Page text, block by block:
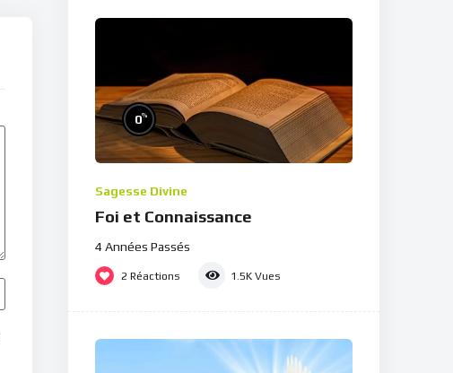
0%
Sagesse Divine
Foi et Connaissance
4 Années Passés
2 Réactions 1.5K Vues